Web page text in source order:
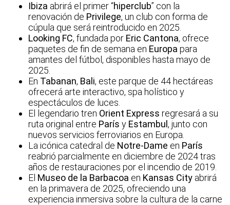
Ibiza abrirá el primer “hiperclub” con la
renovación de Privilege, un club con forma de
cúpula que será reintroducido en 2025.
Looking FC, fundada por Eric Cantona, ofrece
paquetes de fin de semana en Europa para
amantes del fútbol, disponibles hasta mayo de
2025.
En Tabanan, Bali, este parque de 44 hectáreas
ofrecerá arte interactivo, spa holístico y
espectáculos de luces.
El legendario tren Orient Express regresará a su
ruta original entre París y Estambul , junto con
nuevos servicios ferroviarios en Europa.
La icónica catedral de Notre-Dame en París
reabrió parcialmente en diciembre de 2024 tras
años de restauraciones por el incendio de 2019.
El Museo de la Barbacoa en Kansas City abrirá
en la primavera de 2025, ofreciendo una
experiencia inmersiva sobre la cultura de la carne